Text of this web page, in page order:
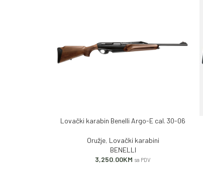
DODAJ U KORPU
Lovački karabin Benelli Argo-E cal. 30-06
Oružje, Lovački karabini
BENELLI
3,250.00KM sa PDV